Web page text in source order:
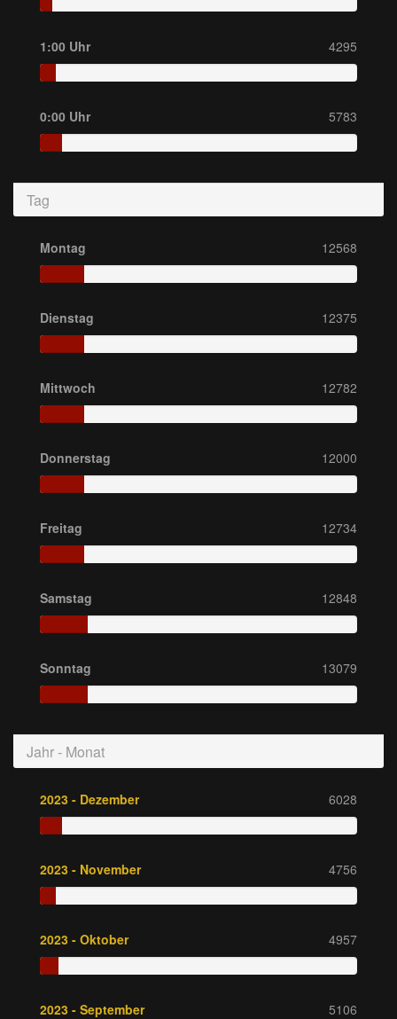
1:00 Uhr 4295
0:00 Uhr 5783
Tag
Montag 12568
Dienstag 12375
Mittwoch 12782
Donnerstag 12000
Freitag 12734
Samstag 12848
Sonntag 13079
Jahr - Monat
2023 - Dezember 6028
2023 - November 4756
2023 - Oktober 4957
2023 - September 5106